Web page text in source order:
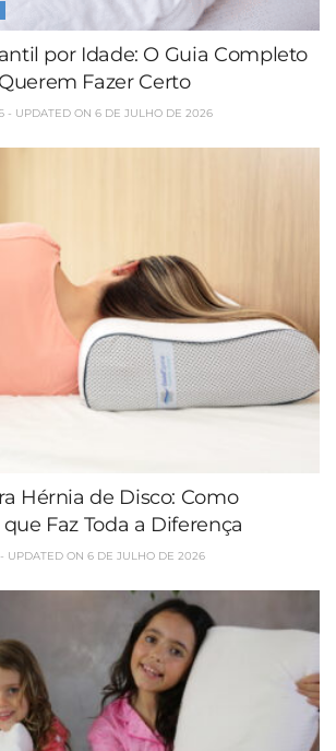
por Idade: O Guia Completo
Fazer Certo
- UPDATED ON 6 DE JULHO DE 2026
Hérnia de Disco: Como
Faz Toda a Diferença
UPDATED ON 6 DE JULHO DE 2026